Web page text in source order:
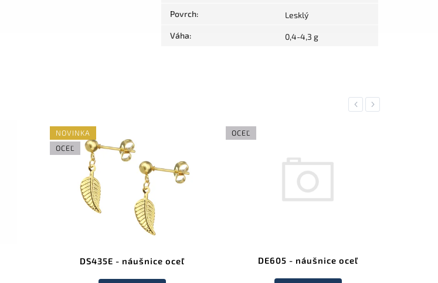
Povrch: Lesklý
Váha: 0,4-4,3 g
Previous
NOVINKA
OCEĽ
DS435E - náušnice oceľ
OCEĽ
DE605 - náušnice oceľ
Next